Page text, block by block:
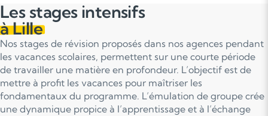
Les stages intensifs
à Lille
Nos stages de révision proposés dans nos agences pendant
les vacances scolaires, permettent sur une courte période
de travailler une matière en profondeur. L’objectif est de
mettre à profit les vacances pour maîtriser les
fondamentaux du programme. L’émulation de groupe crée
une dynamique propice à l’apprentissage et à l’échange